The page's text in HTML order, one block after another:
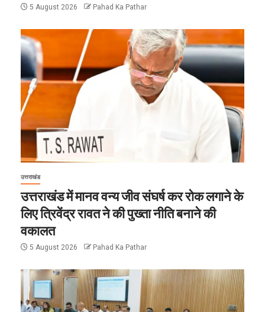
5 August 2026 Pahad Ka Pathar
उत्तराखंड
उत्तराखंड में मानव वन्य जीव संघर्ष कर रोक लगाने के
लिए त्रिवेंद्र रावत ने की पुख्ता नीति बनाने की
वकालत
5 August 2026 Pahad Ka Pathar